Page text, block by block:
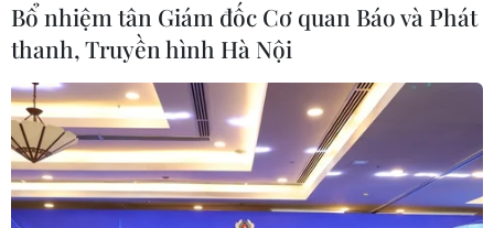
Bổ nhiệm tân Giám đốc Cơ quan Báo và Phát
thanh, Truyền hình Hà Nội